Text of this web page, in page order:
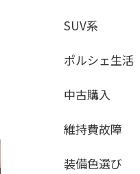
SUV系
ポルシェ生活
中古購入
維持費故障
装備色選び